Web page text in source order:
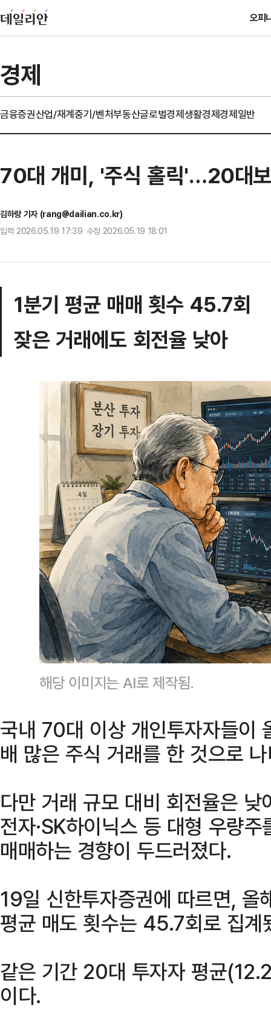
오피
경제
금융증권산업/재계중기/벤처부동산글로벌경제생활경제경제일반
70대 개미, '주식 홀릭'…20대
김하랑 기자 (rang@dailian.co.kr)
입력 2026.05.19 17:39 수정 2026.05.19 18:01
1분기 평균 매매 횟수 45.7회
잦은 거래에도 회전율 낮아
해당 이미지는 AI로 제작됨.
국내 70대 이상 개인투자자들이
배 많은 주식 거래를 한 것으로
다만 거래 규모 대비 회전율은
전자·SK하이닉스 등 대형 우량
매매하는 경향이 두드러졌다.
19일 신한투자증권에 따르면,
평균 매도 횟수는 45.7회로 집계
같은 기간 20대 투자자 평균
이다.